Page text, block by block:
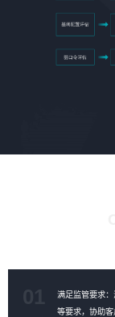
满足监管要求
等要求，协助